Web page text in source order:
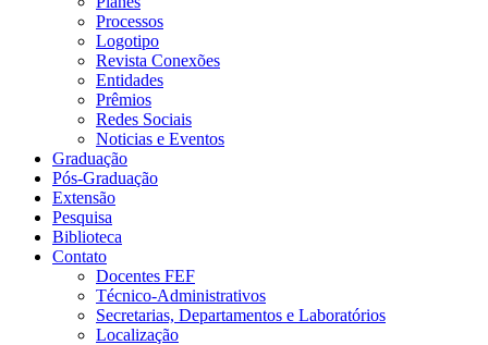
Processos
Logotipo
Revista Conexões
Entidades
Prêmios
Redes Sociais
Noticias e Eventos
Graduação
Pós-Graduação
Extensão
Pesquisa
Biblioteca
Contato
Docentes FEF
Técnico-Administrativos
Secretarias, Departamentos e Laboratórios
Localização